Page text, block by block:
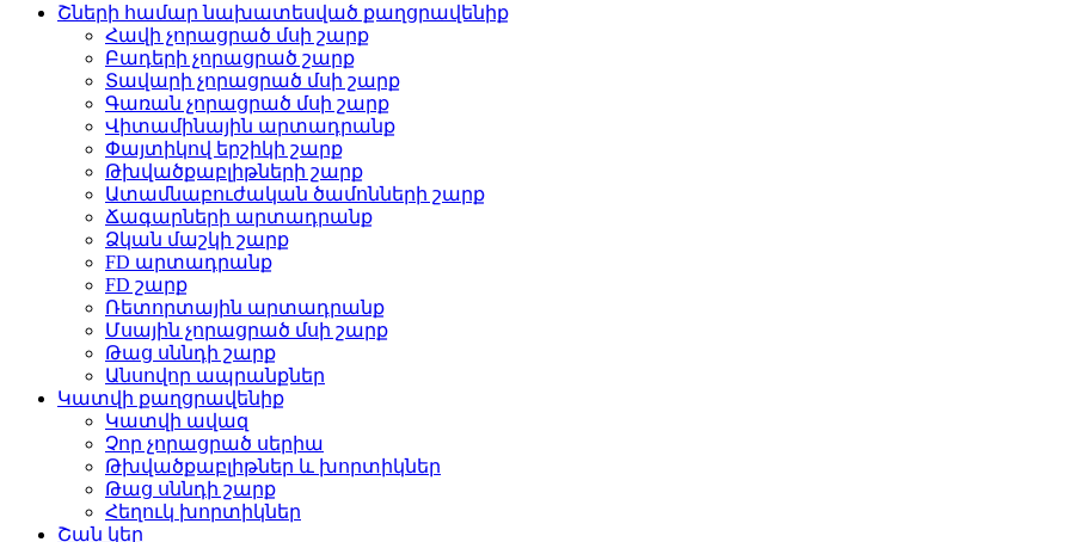
Շների համար նախատեսված քաղցրավենիք
Հավի չորացրած մսի շարք
Բադերի չորացրած շարք
Տավարի չորացրած մսի շարք
Գառան չորացրած մսի շարք
Վիտամինային արտադրանք
Փայտիկով երշիկի շարք
Թխվածքաբլիթների շարք
Ատամնաբուժական ծամոնների շարք
Ճագարների արտադրանք
Ձկան մաշկի շարք
FD արտադրանք
FD շարք
Ռետորտային արտադրանք
Մսային չորացրած մսի շարք
Թաց սննդի շարք
Անսովոր ապրանքներ
Կատվի քաղցրավենիք
Կատվի ավազ
Չոր չորացրած սերիա
Թխվածքաբլիթներ և խորտիկներ
Թաց սննդի շարք
Հեղուկ խորտիկներ
Շան կեր